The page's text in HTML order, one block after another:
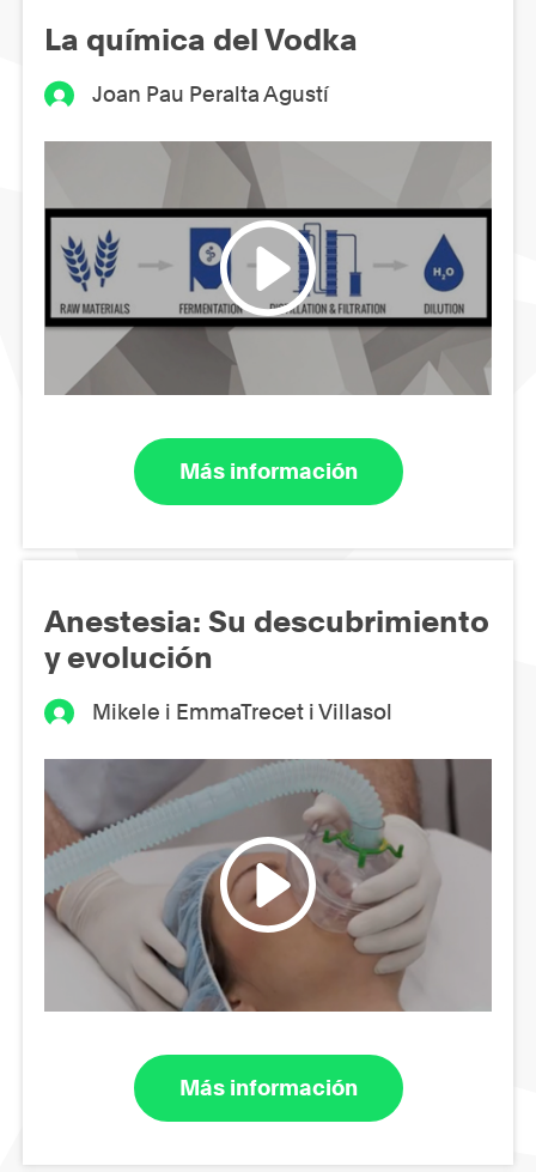
La química del Vodka
Joan Pau Peralta Agustí
Más información
Anestesia: Su descubrimiento
y evolución
Mikele i EmmaTrecet i Villasol
Más información